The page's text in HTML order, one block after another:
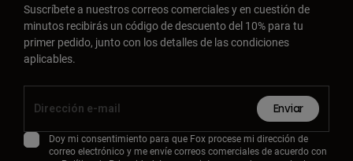
Suscríbete a nuestros correos comerciales y en cuestión de
minutos recibirás un código de descuento del 10% para tu
primer pedido, junto con los detalles de las condiciones
aplicables.
Enviar
Doy mi consentimiento para que Fox procese mi dirección de
correo electrónico y me envíe correos comerciales de acuerdo con